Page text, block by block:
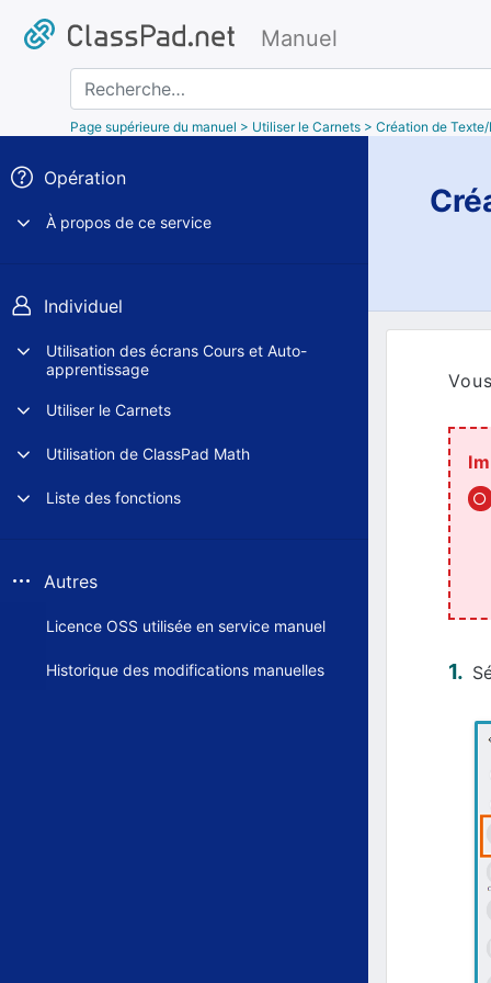
Manuel
Recherche
Page supérieure du manuel > Utiliser le Carnets > Création de
Opération
À propos de ce service
Individuel
Utilisation des écrans Cours et Auto-
apprentissage
Utiliser le Carnets
Utilisation de ClassPad Math
Liste des fonctions
Autres
Licence OSS utilisée en service manuel
Historique des modifications manuelles